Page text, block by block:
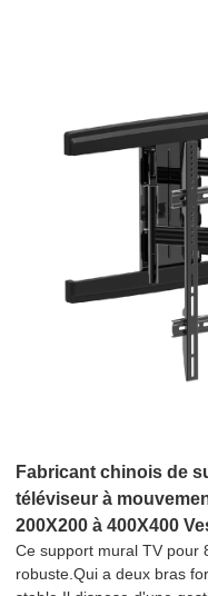
Fabricant chinois de
téléviseur à
200X200 à 400X400
Ce support mural TV pour
robuste.Qui a deux bras